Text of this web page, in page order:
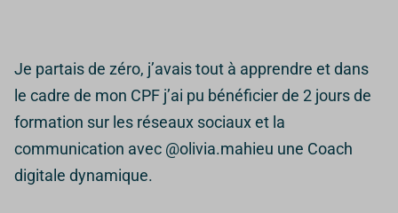
Je partais de zéro, j’avais tout à apprendre et dans
le cadre de mon CPF j’ai pu bénéficier de 2 jours de
formation sur les réseaux sociaux et la
communication avec @olivia.mahieu une Coach
digitale dynamique.